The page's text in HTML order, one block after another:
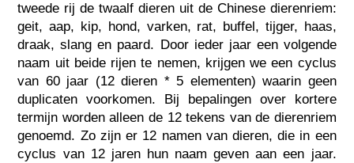
tweede rij de twaalf dieren uit de Chinese dierenriem:
geit, aap, kip, hond, varken, rat, buffel, tijger, haas,
draak, slang en paard. Door ieder jaar een volgende
naam uit beide rijen te nemen, krijgen we een cyclus
van 60 jaar (12 dieren * 5 elementen) waarin geen
duplicaten voorkomen. Bij bepalingen over kortere
termijn worden alleen de 12 tekens van de dierenriem
genoemd. Zo zijn er 12 namen van dieren, die in een
cyclus van 12 jaren hun naam geven aan een jaar.